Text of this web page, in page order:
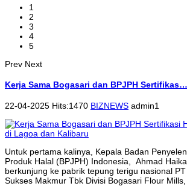
1
2
3
4
5
Prev Next
Kerja Sama Bogasari dan BPJPH Sertifikas…
22-04-2025 Hits:1470 BIZNEWS admin1
Untuk pertama kalinya, Kepala Badan
Produk Halal (BPJPH) Indonesia, Ahmad
berkunjung ke pabrik tepung terigu nasional
Sukses Makmur Tbk Divisi Bogasari Flour Mills,